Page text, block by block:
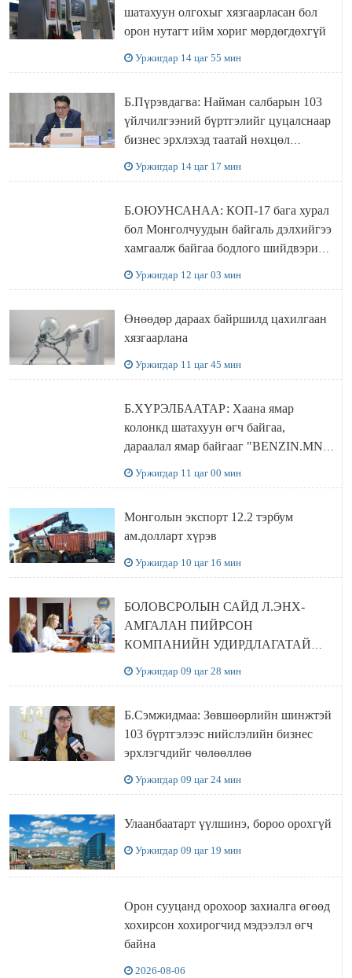
шатахуун олгохыг хязгаарласан бол
орон нутагт ийм хориг мөрдөгдөхгүй
Уржигдар 14 цаг 55 мин
Б.Пүрэвдагва: Найман салбарын 103
үйлчилгээний бүртгэлийг цуцалснаар
бизнес эрхлэхэд таатай нөхцөл
Уржигдар 14 цаг 17 мин
Б.ОЮУНСАНАА: КОП-17 бага хурал
бол Монголчуудын байгаль дэлхийгээ
хамгаалж байгаа бодлого шийдвэрийг
Уржигдар 12 цаг 03 мин
Өнөөдөр дараах байршилд цахилгаан
хязгаарлана
Уржигдар 11 цаг 45 мин
Б.ХҮРЭЛБААТАР: Хаана ямар
колонкд шатахуун өгч байгаа,
дараалал ямар байгааг "BENZIN.MN”
Уржигдар 11 цаг 00 мин
Монголын экспорт 12.2 тэрбум
ам.долларт хүрэв
Уржигдар 10 цаг 16 мин
БОЛОВСРОЛЫН САЙД Л.ЭНХ-
АМГАЛАН ПИЙРСОН
КОМПАНИЙН УДИРДЛАГАТАЙ
Уржигдар 09 цаг 28 мин
Б.Сэмжидмаа: Зөвшөөрлийн шинжтэй
103 бүртгэлээс нийслэлийн бизнес
эрхлэгчдийг чөлөөллөө
Уржигдар 09 цаг 24 мин
Улаанбаатарт үүлшинэ, бороо орохгүй
Уржигдар 09 цаг 19 мин
Орон сууцанд орохоор захиалга өгөөд
хохирсон хохирогчид мэдээлэл өгч
байна
2026-08-06